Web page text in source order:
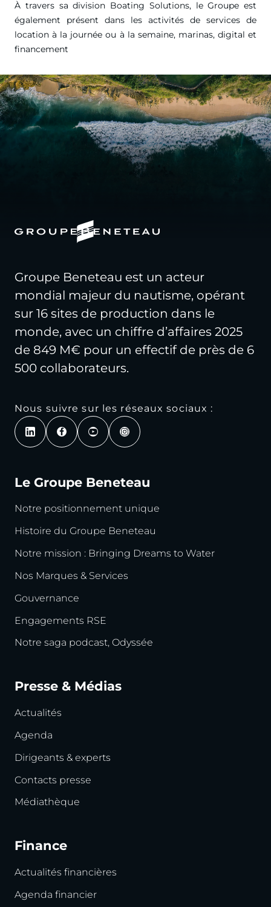
À travers sa division Boating Solutions, le Groupe est
également présent dans les activités de services de
location à la journée ou à la semaine, marinas, digital et
financement
Groupe Beneteau est un acteur
mondial majeur du nautisme, opérant
sur 16 sites de production dans le
monde, avec un chiffre d’affaires 2025
de 849 M€ pour un effectif de près de 6
500 collaborateurs.
Nous suivre sur les réseaux sociaux :
Le Groupe Beneteau
Notre positionnement unique
Histoire du Groupe Beneteau
Notre mission : Bringing Dreams to Water
Nos Marques & Services
Gouvernance
Engagements RSE
Notre saga podcast, Odyssée
Presse & Médias
Actualités
Agenda
Dirigeants & experts
Contacts presse
Médiathèque
Finance
Actualités financières
Agenda financier